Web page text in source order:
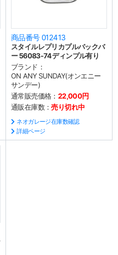
商品番号 012413
スタイルレプリカプルバックバ
ー 56083-74 ディンプル有り
ブランド：
ON ANY SUNDAY(オンエニー
サンデー)
通常販売価格： 22,000円
通販在庫数：売り切れ中
ネオガレージ在庫数確認
詳細ページ